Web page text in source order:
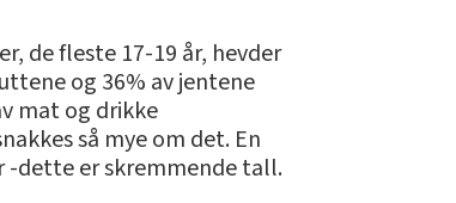
de fleste 17-19 år, hevder
og 36% av jentene
mat og drikke
så mye om det. En
-dette er skremmende tall.